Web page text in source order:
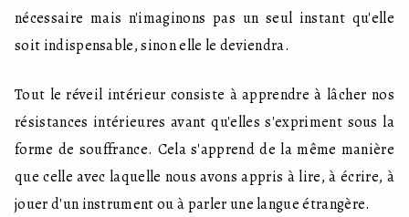
nécessaire mais n'imaginons pas un seul instant qu'elle
soit indispensable, sinon elle le deviendra.
Tout le réveil intérieur consiste à apprendre à lâcher nos
résistances intérieures avant qu'elles s'expriment sous la
forme de souffrance. Cela s'apprend de la même manière
que celle avec laquelle nous avons appris à lire, à écrire, à
jouer d'un instrument ou à parler une langue étrangère.